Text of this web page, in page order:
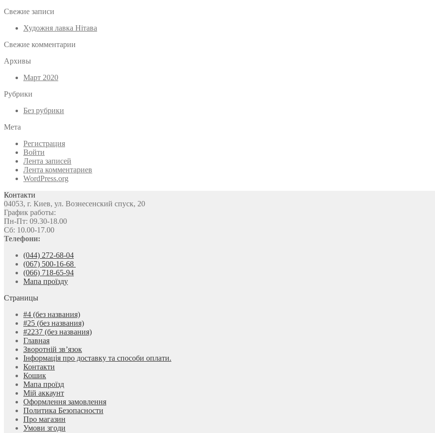
Свежие записи
Художня лавка Нітава
Свежие комментарии
Архивы
Март 2020
Рубрики
Без рубрики
Мета
Регистрация
Войти
Лента записей
Лента комментариев
WordPress.org
Контакти
04053, г. Киев, ул. Вознесенский спуск, 20
График работы:
Пн-Пт: 09.30-18.00
Сб: 10.00-17.00
Телефони:
(044) 272-68-04
(067) 500-16-68
(066) 718-65-94
Мапа проїзду
Страницы
#4 (без названия)
#25 (без названия)
#2237 (без названия)
Главная
Зворотній зв’язок
Інформація про доставку та способи оплати.
Контакти
Кошик
Мапа проїзд
Мій аккаунт
Оформлення замовлення
Политика Безопасности
Про магазин
Умови згоди